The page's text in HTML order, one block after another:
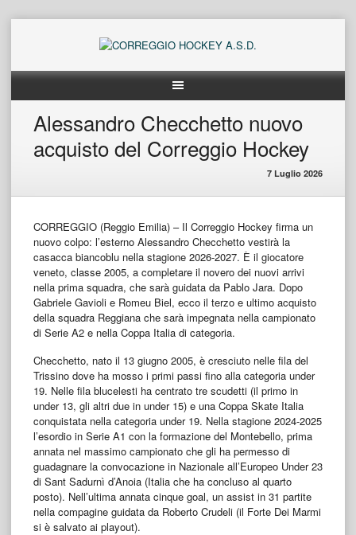
Alessandro Checchetto nuovo
acquisto del Correggio Hockey
7 Luglio 2026
CORREGGIO (Reggio Emilia) – Il Correggio Hockey firma un
nuovo colpo: l’esterno Alessandro Checchetto vestirà la
casacca biancoblu nella stagione 2026-2027. È il giocatore
veneto, classe 2005, a completare il novero dei nuovi arrivi
nella prima squadra, che sarà guidata da Pablo Jara. Dopo
Gabriele Gavioli e Romeu Biel, ecco il terzo e ultimo acquisto
della squadra Reggiana che sarà impegnata nella campionato
di Serie A2 e nella Coppa Italia di categoria.
Checchetto, nato il 13 giugno 2005, è cresciuto nelle fila del
Trissino dove ha mosso i primi passi fino alla categoria under
19. Nelle fila blucelesti ha centrato tre scudetti (il primo in
under 13, gli altri due in under 15) e una Coppa Skate Italia
conquistata nella categoria under 19. Nella stagione 2024-2025
l’esordio in Serie A1 con la formazione del Montebello, prima
annata nel massimo campionato che gli ha permesso di
guadagnare la convocazione in Nazionale all’Europeo Under 23
di Sant Sadurnì d’Anoia (Italia che ha concluso al quarto
posto). Nell’ultima annata cinque goal, un assist in 31 partite
nella compagine guidata da Roberto Crudeli (il Forte Dei Marmi
si è salvato ai playout).